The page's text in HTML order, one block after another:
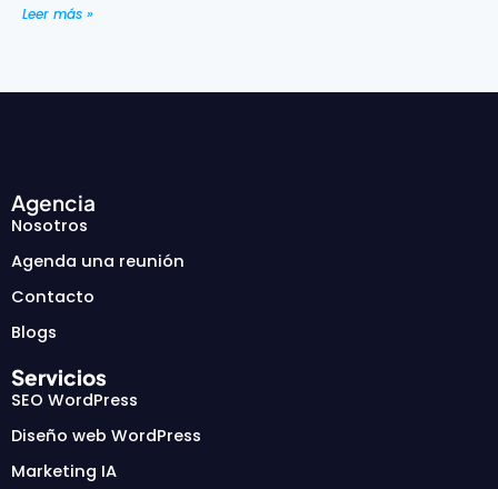
Leer más »
Agencia
Nosotros
Agenda una reunión
Contacto
Blogs
Servicios
SEO WordPress
Diseño web WordPress
Marketing IA